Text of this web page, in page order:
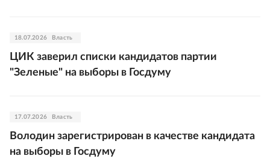
18.07.2026 Власть
ЦИК заверил списки кандидатов партии
"Зеленые" на выборы в Госдуму
17.07.2026 Власть
Володин зарегистрирован в качестве кандидата
на выборы в Госдуму